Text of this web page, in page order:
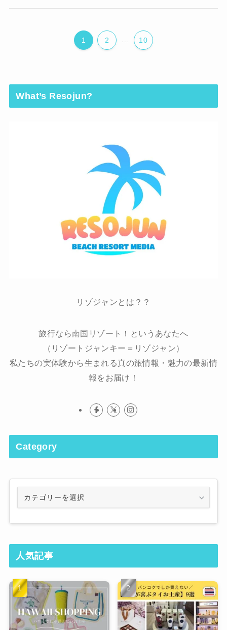
1 2 10
What’s Resojun?
リゾジャンとは？？
旅行なら南国リゾート！というあなたへ
（リゾートジャンキー＝リゾジャン）
私たちの実体験から生まれる真の旅情報・魅力の最新情
報をお届け！
Category
人気記事